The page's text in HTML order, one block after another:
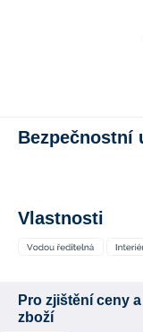
Bezpečnostní
Vlastnosti
Pro zjištění ceny
zboží